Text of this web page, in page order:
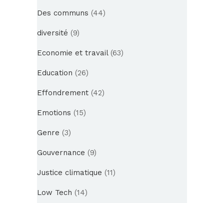
Des communs (44)
diversité (9)
Economie et travail(63)
Education (26)
Effondrement (42)
Emotions (15)
Genre (3)
Gouvernance (9)
Justice climatique (11)
Low Tech (14)